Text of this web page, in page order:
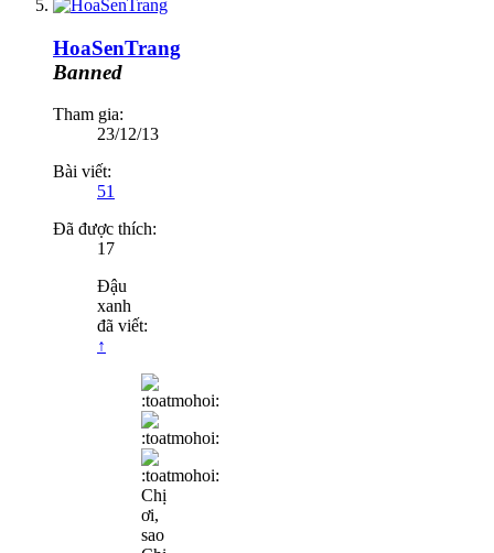
HoaSenTrang
Banned
Tham gia:
23/12/13
Bài viết:
51
Đã được thích:
17
Đậu
xanh
đã viết:
↑
Chị
ơi,
sao